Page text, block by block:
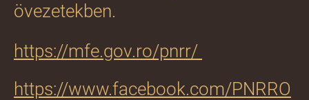
övezetekben.
https://mfe.gov.ro/pnrr/
https://www.facebook.com/PNRRO